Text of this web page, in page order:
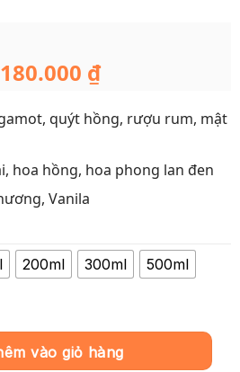
₫
310.000 ₫
đến
quýt hồng, rượu rum, mật
hoa hồng, hoa phong lan đen
Vanila
200ml 300ml
500ml
Home - Bạch Dương số lượng
vào giỏ hàng